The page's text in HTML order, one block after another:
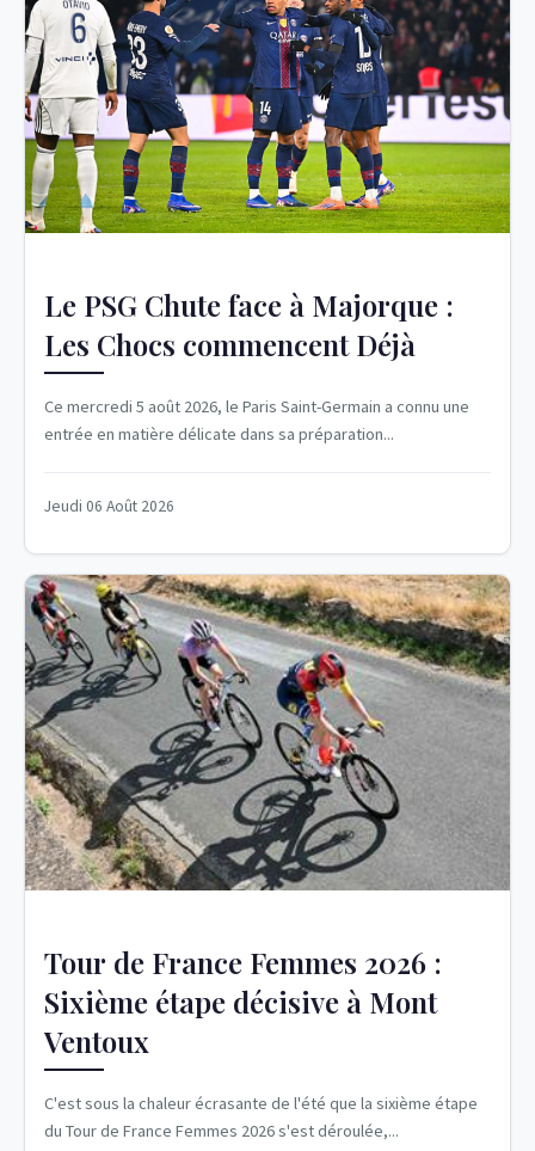
Le PSG Chute face à Majorque :
Les Chocs commencent Déjà
Ce mercredi 5 août 2026, le Paris Saint-Germain a connu une
entrée en matière délicate dans sa préparation...
Jeudi 06 Août 2026
Tour de France Femmes 2026 :
Sixième étape décisive à Mont
Ventoux
C'est sous la chaleur écrasante de l'été que la sixième étape
du Tour de France Femmes 2026 s'est déroulée,...